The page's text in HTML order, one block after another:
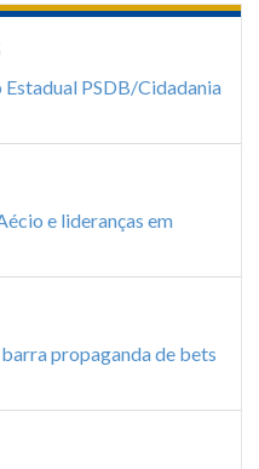
PSDB/Cidadania
e lideranças em
propaganda de bets